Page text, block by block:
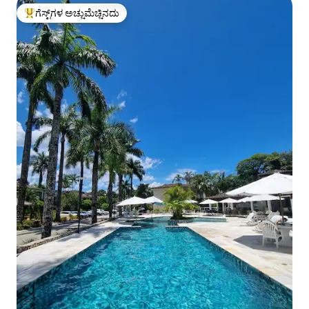
ಗೆಸ್ಟ್‌ಗಳಿಗೆ ಅತಿ ಹೆಚ್ಚು ಅಚ್ಚುಮೆಚ್ಚಿನದು
ಗೆಸ್ಟ್‌ಗಳ ಅಚ್ಚುಮೆಚ್ಚಿನದು